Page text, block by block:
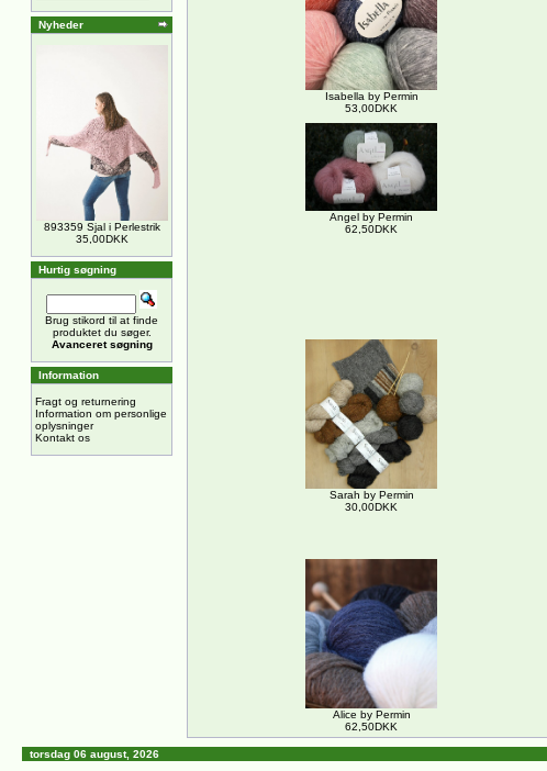
Nyheder
893359 Sjal i Perlestrik
35,00DKK
Hurtig søgning
Brug stikord til at finde
produktet du søger.
Avanceret søgning
Information
Fragt og returnering
Information om personlige
oplysninger
Kontakt os
Isabella by Permin
53,00DKK
Angel by Permin
62,50DKK
Sarah by Permin
30,00DKK
Alice by Permin
62,50DKK
torsdag 06 august, 2026